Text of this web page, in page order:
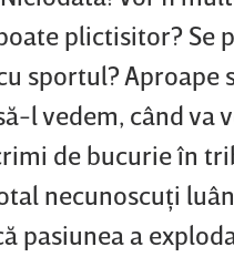
plictisitor? Se
sportul? Aproape
l vedem, când va
de bucurie în
necunoscuţi
pasiunea a